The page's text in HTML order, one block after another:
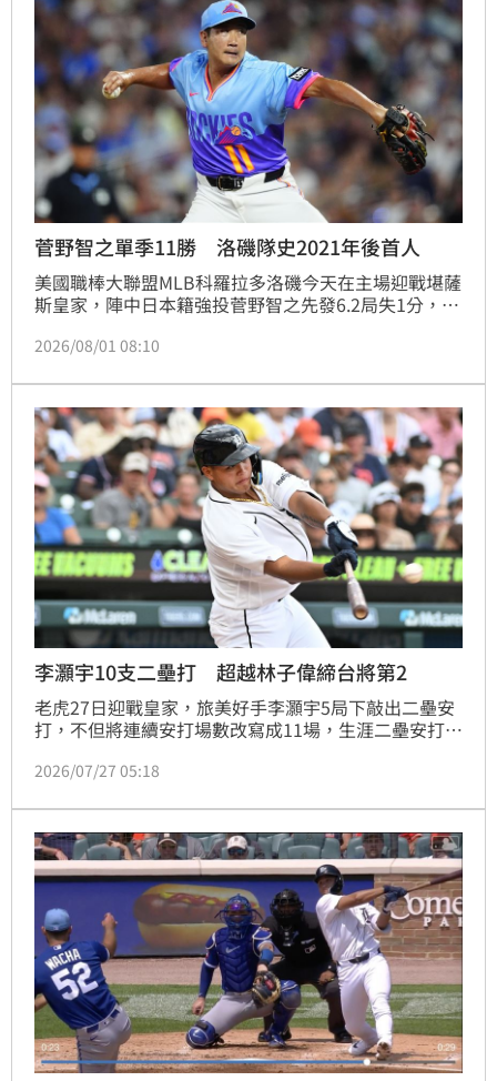
菅野智之單季11勝 洛磯隊史2021年後首人
美國職棒大聯盟MLB科羅拉多洛磯今天在主場迎戰堪薩
斯皇家，陣中日本籍強投菅野智之先發6.2局失1分，幫
2026/08/01 08:10
李灝宇10支二壘打 超越林子偉締台將第2
老虎27日迎戰皇家，旅美好手李灝宇5局下敲出二壘安
打，不但將連續安打場數改寫成11場，生涯二壘安打數
多。
2026/07/27 05:18